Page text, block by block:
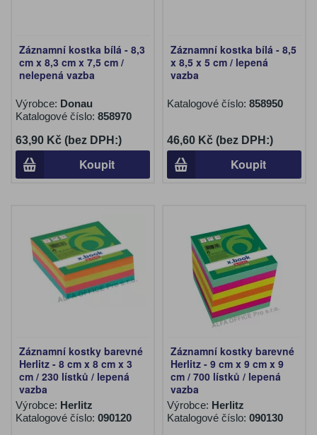
Záznamní kostka bílá - 8,3
cm x 8,3 cm x 7,5 cm /
nelepená vazba
Výrobce: Donau
Katalogové číslo: 858970
63,90 Kč (bez DPH:)
Koupit
Záznamní kostka bílá - 8,5
x 8,5 x 5 cm / lepená
vazba
Katalogové číslo: 858950
46,60 Kč (bez DPH:)
Koupit
Záznamní kostky barevné
Herlitz - 8 cm x 8 cm x 3
cm / 230 lístků / lepená
vazba
Výrobce: Herlitz
Katalogové číslo: 090120
Záznamní kostky barevné
Herlitz - 9 cm x 9 cm x 9
cm / 700 lístků / lepená
vazba
Výrobce: Herlitz
Katalogové číslo: 090130